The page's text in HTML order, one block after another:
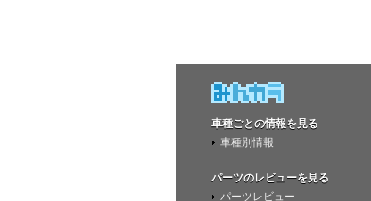
車種ごとの情報を見る
車種別情報
パーツのレビューを見る
パーツレビュー